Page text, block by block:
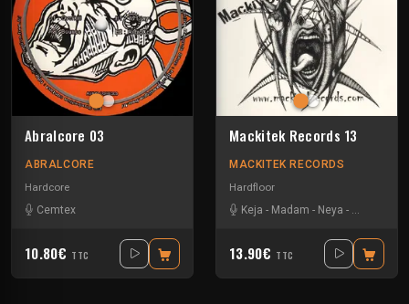
Abralcore 03
ABRALCORE
Hardcore
Cemtex
10.80€ TTC
Mackitek Records 13
MACKITEK RECORDS
Hardfloor
Keja - Madam - Neya - Yarkouy
13.90€ TTC